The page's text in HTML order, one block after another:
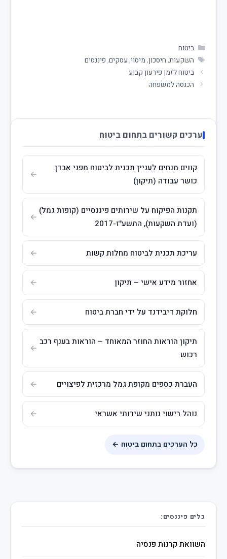
ביטוח
השקעות, חיסכון, מיסוי, עסקים, פיננסים
ביטוח לזמן פירעון קבוע
הכנסה למשפחה
ערכים קשורים בתחום ביטוח
קווים מנחים לעניין תכנית לביטוח מפני אבדן
כושר עבודה (תיקון)
תקנות הפיקוח על שירותים פיננסיים (קופות גמל)
(ועדת השקעות), התשע"ז-2017
עריכת תכנית לביטוח מחלות קשות
אחזור מידע אישי – תיקון
חלוקת דיבידנד על ידי חברת ביטוח
תיקון הוראות החוזר המאוחד – הוראות בענף רכב
רכוש
העברת כספים מקופת גמל מרכזית לפיצויים
נוהל רישוי נותני שירותי אשראי
כל הערכים בתחום ביטוח ←
כלים פיננסים:
השוואת קרנות פנסיה